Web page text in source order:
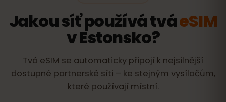
Jakou síť používá tváeSIM
v Estonsko?
Tvá eSIM se automaticky připojí k nejsilnější
dostupné partnerské síti – ke stejným vysílačům,
které používají místní.